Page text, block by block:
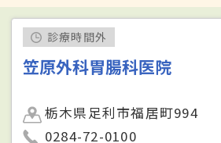
診療時間外
笠原外科胃腸科医院
栃木県足利市福居町994
0284-72-0100